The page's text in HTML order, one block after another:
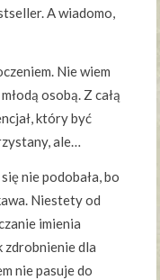
A wiadomo,
Nie wiem
osobą. Z całą
który być
ale…
nie podobała, bo
Niestety od
imienia
zdrobnienie dla
nie pasuje do